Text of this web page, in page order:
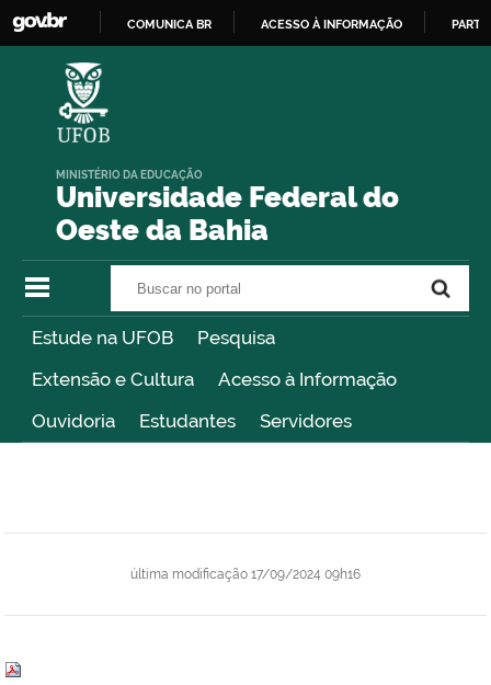
COMUNICA BR ACESSO À INFORMAÇÃO
Universidade Federal do
Oeste da Bahia
MINISTÉRIO DA EDUCAÇÃO
Estude na UFOB
Pesquisa
Extensão e Cultura
Acesso à Informação
Ouvidoria
Estudantes Servidores
última modificação 17/09/2024 09h16